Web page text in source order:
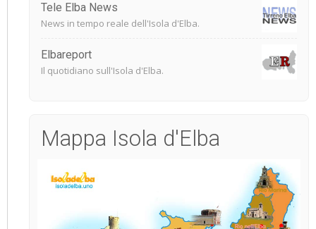
Tele Elba News
News in tempo reale dell'Isola d'Elba.
Elbareport
Il quotidiano sull'Isola d'Elba.
Mappa Isola d'Elba